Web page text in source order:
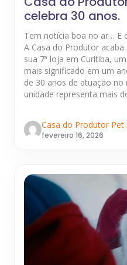
celebra 30 anos.
Tem notícia boa no ar… E
A Casa do Produtor
sua 7ª loja em Curitiba,
mais significado em um
de 30 anos de atuação no
unidade representa mais
Casa do Produtor Pet
fevereiro 16, 2026